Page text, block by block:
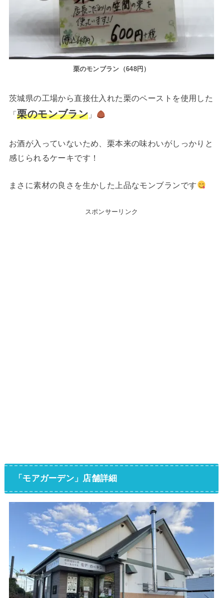
栗のモンブラン（648円）
茨城県の工場から直接仕入れた栗のペーストを使用した
「栗のモンブラン 」
お酒が入っていないため、栗本来の味わいがしっかりと
感じられるケーキです！
まさに素材の良さを生かした上品なモンブランです
スポンサーリンク
「モアガーデン」店舗詳細